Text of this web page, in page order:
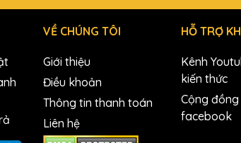
VỀ CHÚNG TÔI
Giới thiệu
Điều khoản
Thông tin thanh toán
Liên hệ
HỖ TRỢ
Kênh
kiến thức
Cộng
facebook